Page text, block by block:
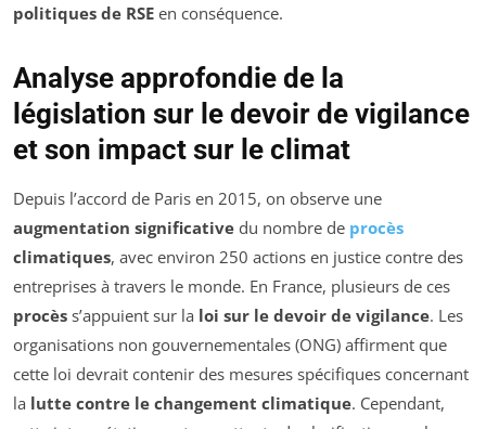
politiques de RSE en conséquence.
Analyse approfondie de la
législation sur le devoir de vigilance
et son impact sur le climat
Depuis l’accord de Paris en 2015, on observe une
augmentation significative du nombre de procès
climatiques, avec environ 250 actions en justice contre des
entreprises à travers le monde. En France, plusieurs de ces
procès s’appuient sur la loi sur le devoir de vigilance. Les
organisations non gouvernementales (ONG) affirment que
cette loi devrait contenir des mesures spécifiques concernant
la lutte contre le changement climatique. Cependant,